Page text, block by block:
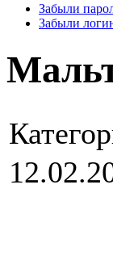
Забыли
Забыли